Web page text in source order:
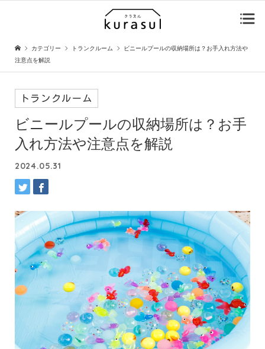
カテゴリー トランクルーム
ビニールプールの収納場所は？お手入れ方法や
注意点を解説
トランクルーム
ビニールプールの収納場所は？お手
入れ方法や注意点を解説
2024.05.31